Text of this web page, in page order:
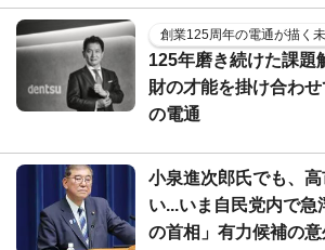
創業125周年の電通が描く
125年磨き続けた課題
財の才能を掛け合わ
の電通
小泉進次郎氏でも、
い...いま自民党内で急
の首相」有力候補の